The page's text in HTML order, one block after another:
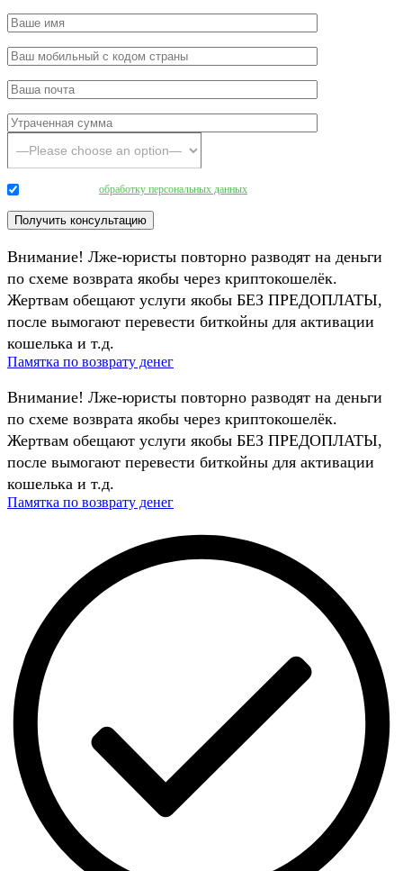
обработку персональных данных
Внимание! Лже-юристы повторно разводят на деньги
по схеме возврата якобы через криптокошелёк.
Жертвам обещают услуги якобы БЕЗ ПРЕДОПЛАТЫ,
после вымогают перевести биткойны для активации
кошелька и т.д.
Памятка по возврату денег
Внимание! Лже-юристы повторно разводят на деньги
по схеме возврата якобы через криптокошелёк.
Жертвам обещают услуги якобы БЕЗ ПРЕДОПЛАТЫ,
после вымогают перевести биткойны для активации
кошелька и т.д.
Памятка по возврату денег